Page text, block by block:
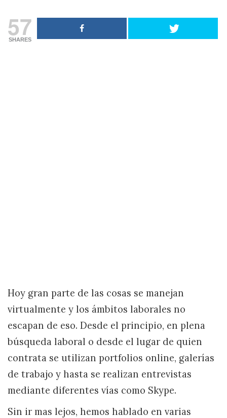
57
SHARES
Hoy gran parte de las cosas se manejan
virtualmente y los ámbitos laborales no
escapan de eso. Desde el principio, en plena
búsqueda laboral o desde el lugar de quien
contrata se utilizan portfolios online, galerías
de trabajo y hasta se realizan entrevistas
mediante diferentes vías como Skype.
Sin ir mas lejos, hemos hablado en varias